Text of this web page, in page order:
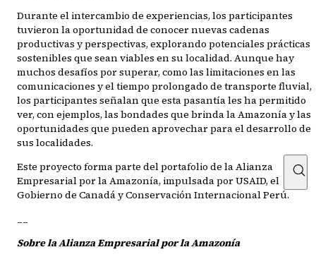
Durante el intercambio de experiencias, los participantes
tuvieron la oportunidad de conocer nuevas cadenas
productivas y perspectivas, explorando potenciales prácticas
sostenibles que sean viables en su localidad. Aunque hay
muchos desafíos por superar, como las limitaciones en las
comunicaciones y el tiempo prolongado de transporte fluvial,
los participantes señalan que esta pasantía les ha permitido
ver, con ejemplos, las bondades que brinda la Amazonía y las
oportunidades que pueden aprovechar para el desarrollo de
sus localidades.
Este proyecto forma parte del portafolio de la Alianza
Empresarial por la Amazonía, impulsada por USAID, el
Gobierno de Canadá y Conservación Internacional Perú.
__
Sobre la Alianza Empresarial por la Amazonía